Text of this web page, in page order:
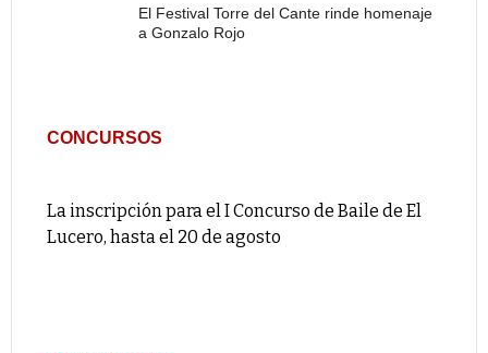
El Festival Torre del Cante rinde homenaje
a Gonzalo Rojo
CONCURSOS
La inscripción para el I Concurso de Baile de El
Lucero, hasta el 20 de agosto